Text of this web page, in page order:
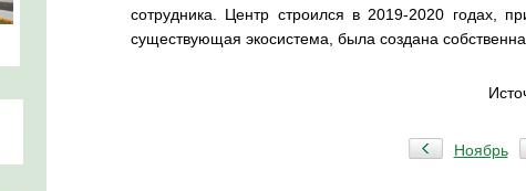
сотрудника. Центр строился в 2019-2020 годах,
существующая экосистема, была создана
Ноябрь